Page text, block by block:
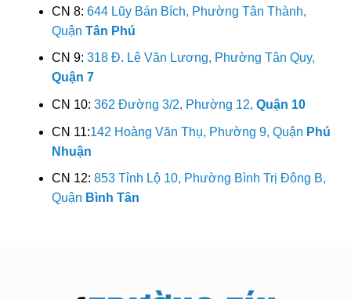
CN 8: 644 Lũy Bán Bích, Phường Tân Thành,
Quận Tân Phú
CN 9: 318 Đ. Lê Văn Lương, Phường Tân Quy,
Quận 7
CN 10: 362 Đường 3/2, Phường 12, Quận 10
CN 11:142 Hoàng Văn Thụ, Phường 9, Quận Phú
Nhuận
CN 12: 853 Tỉnh Lộ 10, Phường Bình Trị Đông B,
Quận Bình Tân